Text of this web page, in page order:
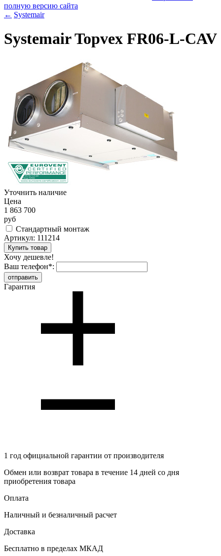
полную версию сайта
← Systemair
Systemair Topvex FR06-L-CAV
Уточнить наличие
Цена
1 863 700
руб
Стандартный монтаж
Артикул: 111214
Хочу дешевле!
Ваш телефон*:
Гарантия
1 год официальной гарантии от производителя
Обмен или возврат товара в течение 14 дней со дня
приобретения товара
Оплата
Наличный и безналичный расчет
Доставка
Бесплатно в пределах МКАД